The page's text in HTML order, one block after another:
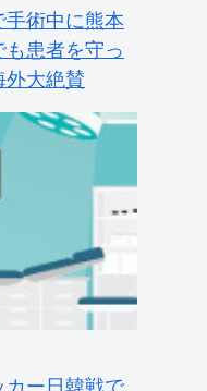
ー日韓戦で
…」→「メダ
ﾞﾙ」＝韓国の